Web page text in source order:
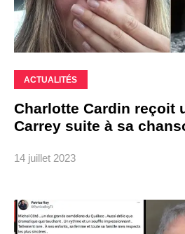
ACTUALITÉS
Charlotte Cardin reçoit
Carrey suite à sa
14 juillet 2023